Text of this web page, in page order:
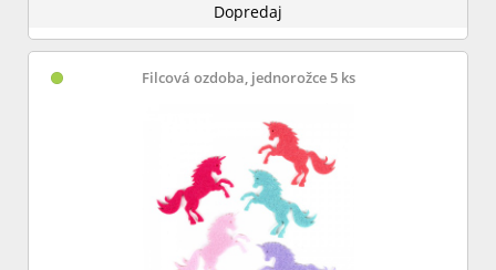
Dopredaj
Filcová ozdoba, jednorožce 5 ks